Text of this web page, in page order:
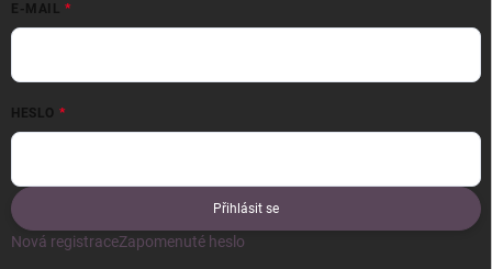
E-MAIL
HESLO
Přihlásit se
Nová registraceZapomenuté heslo